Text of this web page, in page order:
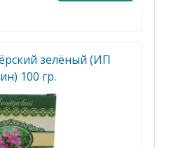
зелёный (ИП
100 гр.